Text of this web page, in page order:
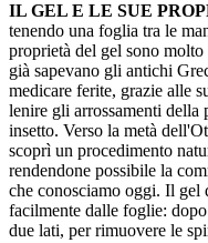
IL GEL E LE SUE
tenendo una foglia tra le
proprietà del gel sono
già sapevano gli antichi
medicare ferite, grazie alle
lenire gli arrossamenti
insetto. Verso la metà
scoprì un procedimento
rendendone possibile la
che conosciamo oggi. Il gel
facilmente dalle foglie:
due lati, per rimuovere le